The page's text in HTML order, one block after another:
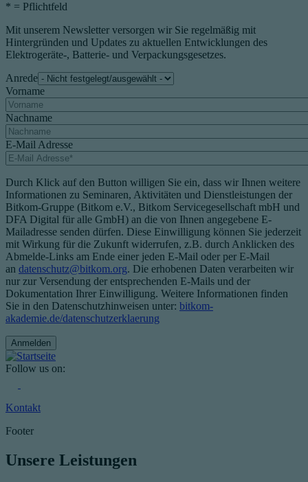
* = Pflichtfeld
Mit unserem Newsletter versorgen wir Sie regelmäßig mit
Hintergründen und Updates zu aktuellen Entwicklungen des
Elektrogeräte-, Batterie- und Verpackungsgesetzes.
Anrede
Vorname
Nachname
E-Mail Adresse
Durch Klick auf den Button willigen Sie ein, dass wir Ihnen weitere
Informationen zu Seminaren, Aktivitäten und Dienstleistungen der
Bitkom-Gruppe (Bitkom e.V., Bitkom Servicegesellschaft mbH und
DFA Digital für alle GmbH) an die von Ihnen angegebene E-
Mailadresse senden dürfen. Diese Einwilligung können Sie jederzeit
mit Wirkung für die Zukunft widerrufen, z.B. durch Anklicken des
Abmelde-Links am Ende einer jeden E-Mail oder per E-Mail
an datenschutz@bitkom.org. Die erhobenen Daten verarbeiten wir
nur zur Versendung der entsprechenden E-Mails und der
Dokumentation Ihrer Einwilligung. Weitere Informationen finden
Sie in den Datenschutzhinweisen unter: bitkom-
akademie.de/datenschutzerklaerung
Follow us on:
Kontakt
Footer
Unsere Leistungen